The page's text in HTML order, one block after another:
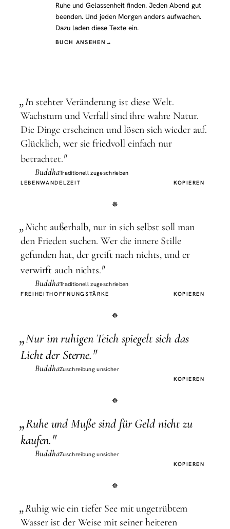
Ruhe und Gelassenheit finden. Jeden Abend gut
beenden. Und jeden Morgen anders aufwachen.
Dazu laden diese Texte ein.
BUCH ANSEHEN →
„In stehter Veränderung ist diese Welt.
Wachstum und Verfall sind ihre wahre Natur.
Die Dinge erscheinen und lösen sich wieder auf.
Glücklich, wer sie friedvoll einfach nur
betrachtet."
BuddhaTraditionell zugeschrieben
LEBENWANDELZEIT KOPIEREN
„Nicht außerhalb, nur in sich selbst soll man
den Frieden suchen. Wer die innere Stille
gefunden hat, der greift nach nichts, und er
verwirft auch nichts."
BuddhaTraditionell zugeschrieben
FREIHEITHOFFNUNG STÄRKE KOPIEREN
„Nur im ruhigen Teich spiegelt sich das
Licht der Sterne."
BuddhaZuschreibung unsicher
KOPIEREN
„Ruhe und Muße sind für Geld nicht zu
kaufen."
BuddhaZuschreibung unsicher
KOPIEREN
„Ruhig wie ein tiefer See mit ungetrübtem
Wasser ist der Weise mit seiner heiteren